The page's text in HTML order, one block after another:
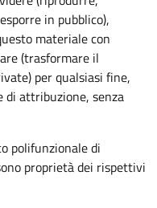
in pubblico),
materiale con
(trasformare il
per qualsiasi fine,
di attribuzione, senza
polifunzionaledi
proprietà dei rispettivi